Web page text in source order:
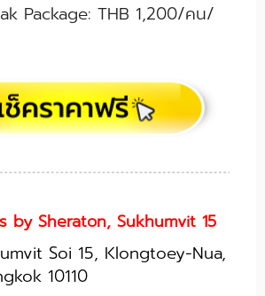
Package: THB 1,200/คน/
by Sheraton, Sukhumvit 15
Soi 15, Klongtoey-Nua,
10110